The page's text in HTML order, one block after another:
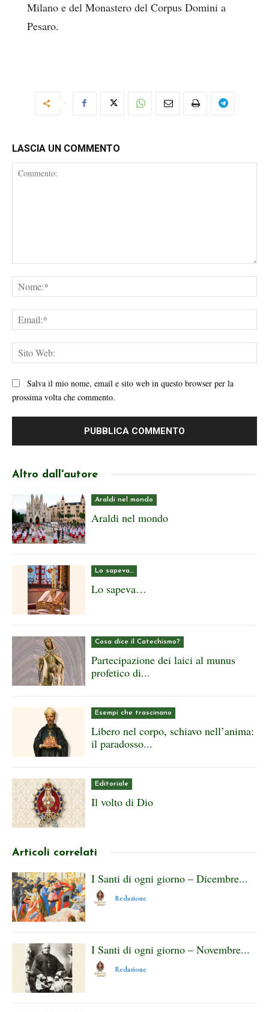
Milano e del Monastero del Corpus Domini a
Pesaro.
LASCIA UN COMMENTO
Salva il mio nome, email e sito web in questo browser per la
prossima volta che commento.
Altro dall'autore
Araldi nel mondo
Araldi nel mondo
Lo sapeva…
Lo sapeva…
Cosa dice il Catechismo?
Partecipazione dei laici al munus
profetico di...
Esempi che trascinano
Libero nel corpo, schiavo nell’anima:
il paradosso...
Editoriale
Il volto di Dio
Articoli correlati
I Santi di ogni giorno – Dicembre...
Redazione
I Santi di ogni giorno – Novembre...
Redazione